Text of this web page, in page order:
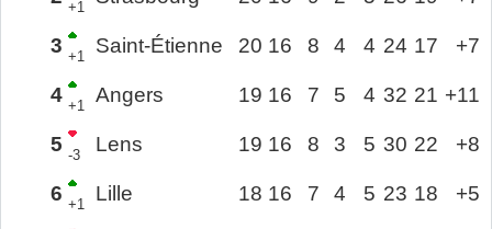
+1
3 +1 Saint-Étienne 20 16 8 4 4 24 17 +7
4 +1 Angers 19 16 7 5 4 32 21 +11
5 -3 Lens 19 16 8 3 5 30 22 +8
6 +1 Lille 18 16 7 4 5 23 18 +5